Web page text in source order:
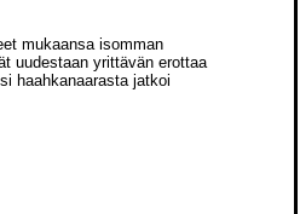
mukaansa isomman
uudestaan yrittävän erottaa
haahkanaarasta jatkoi